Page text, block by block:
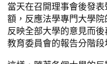
當天在召開理事會後發
額，反應法學專門大學
反映全部大學的意見而
教育委員會的報告分階段